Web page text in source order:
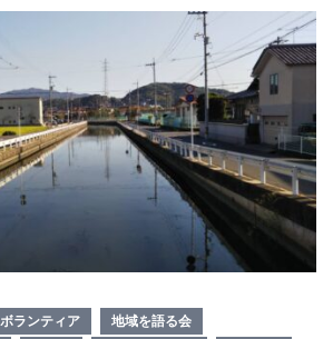
ボランティア
地域を語る会